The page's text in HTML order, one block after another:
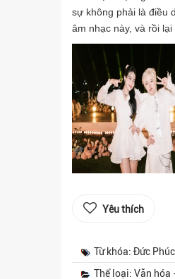
sự không phải là điều
âm nhạc này, và rồi
Yêu thích
Từ khóa: Đức
Thể loại: Văn hóa